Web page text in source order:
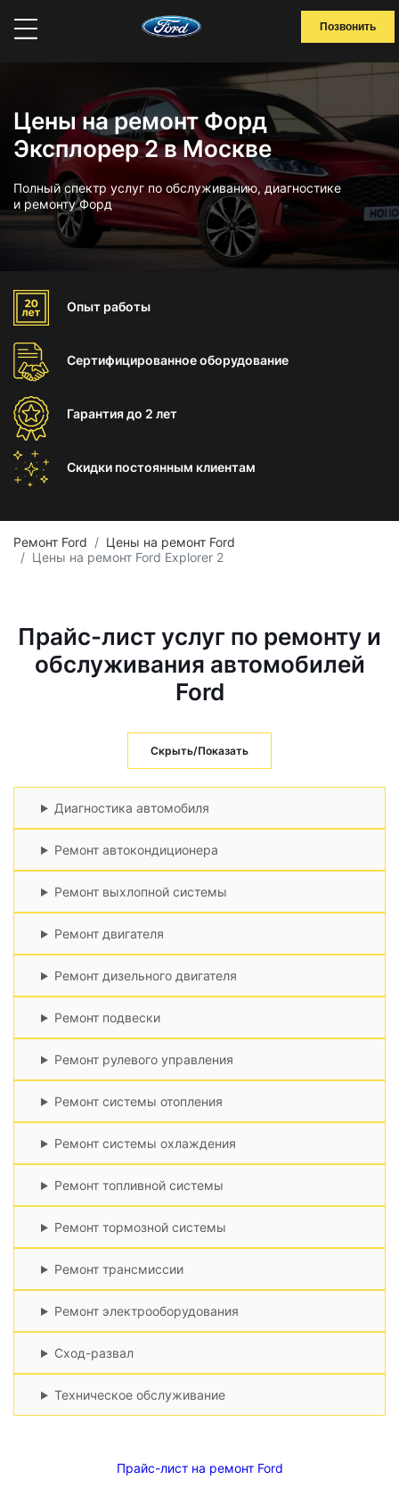
Позвонить
Цены на ремонт Форд
Эксплорер 2 в Москве
Полный спектр услуг по обслуживанию, диагностике
и ремонту Форд
Опыт работы
Сертифицированноеоборудование
Гарантиядо 2 лет
Скидки постоянным клиентам
Ремонт Ford
Цены на ремонт Ford
Цены на ремонт Ford Explorer 2
Прайс-лист услуг по ремонту и
обслуживания автомобилей
Ford
Скрыть/Показать
Диагностика автомобиля
Ремонт автокондиционера
Ремонт выхлопной системы
Ремонт двигателя
Ремонт дизельного двигателя
Ремонт подвески
Ремонт рулевого управления
Ремонт системы отопления
Ремонт системы охлаждения
Ремонт топливной системы
Ремонт тормозной системы
Ремонт трансмиссии
Ремонт электрооборудования
Сход-развал
Техническое обслуживание
Прайс-лист на ремонт Ford